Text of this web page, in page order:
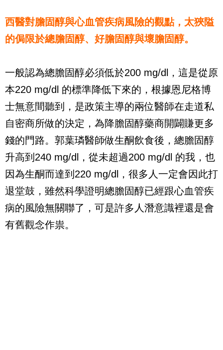
西醫對膽固醇與心血管疾病風險的觀點，太狹隘
的侷限於總膽固醇、好膽固醇與壞膽固醇。
一般認為總膽固醇必須低於200 mg/dl
，這是從原
本220 mg/dl 的標準降低下來的，根據恩尼格博
士無意間聽到，是政策主導的兩位醫師在走道私
自密商所做的決定，為降膽固醇藥商開闢賺更多
錢的門路。郭葉璘醫師做生酮飲食後，總膽固醇
升高到 240 mg/dl ，從未超過200 mg/dl 的我，也
因為生酮而達到 220 mg/dl
，很多人一定會因此打
退堂鼓，雖然科學證明總膽固醇已經跟心血管疾
病的風險無關聯了，可是許多人潛意識裡還是會
有舊觀念作祟。